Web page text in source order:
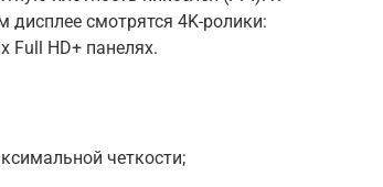
смотрятся 4K-ролики:
Full HD+ панелях.
четкости;